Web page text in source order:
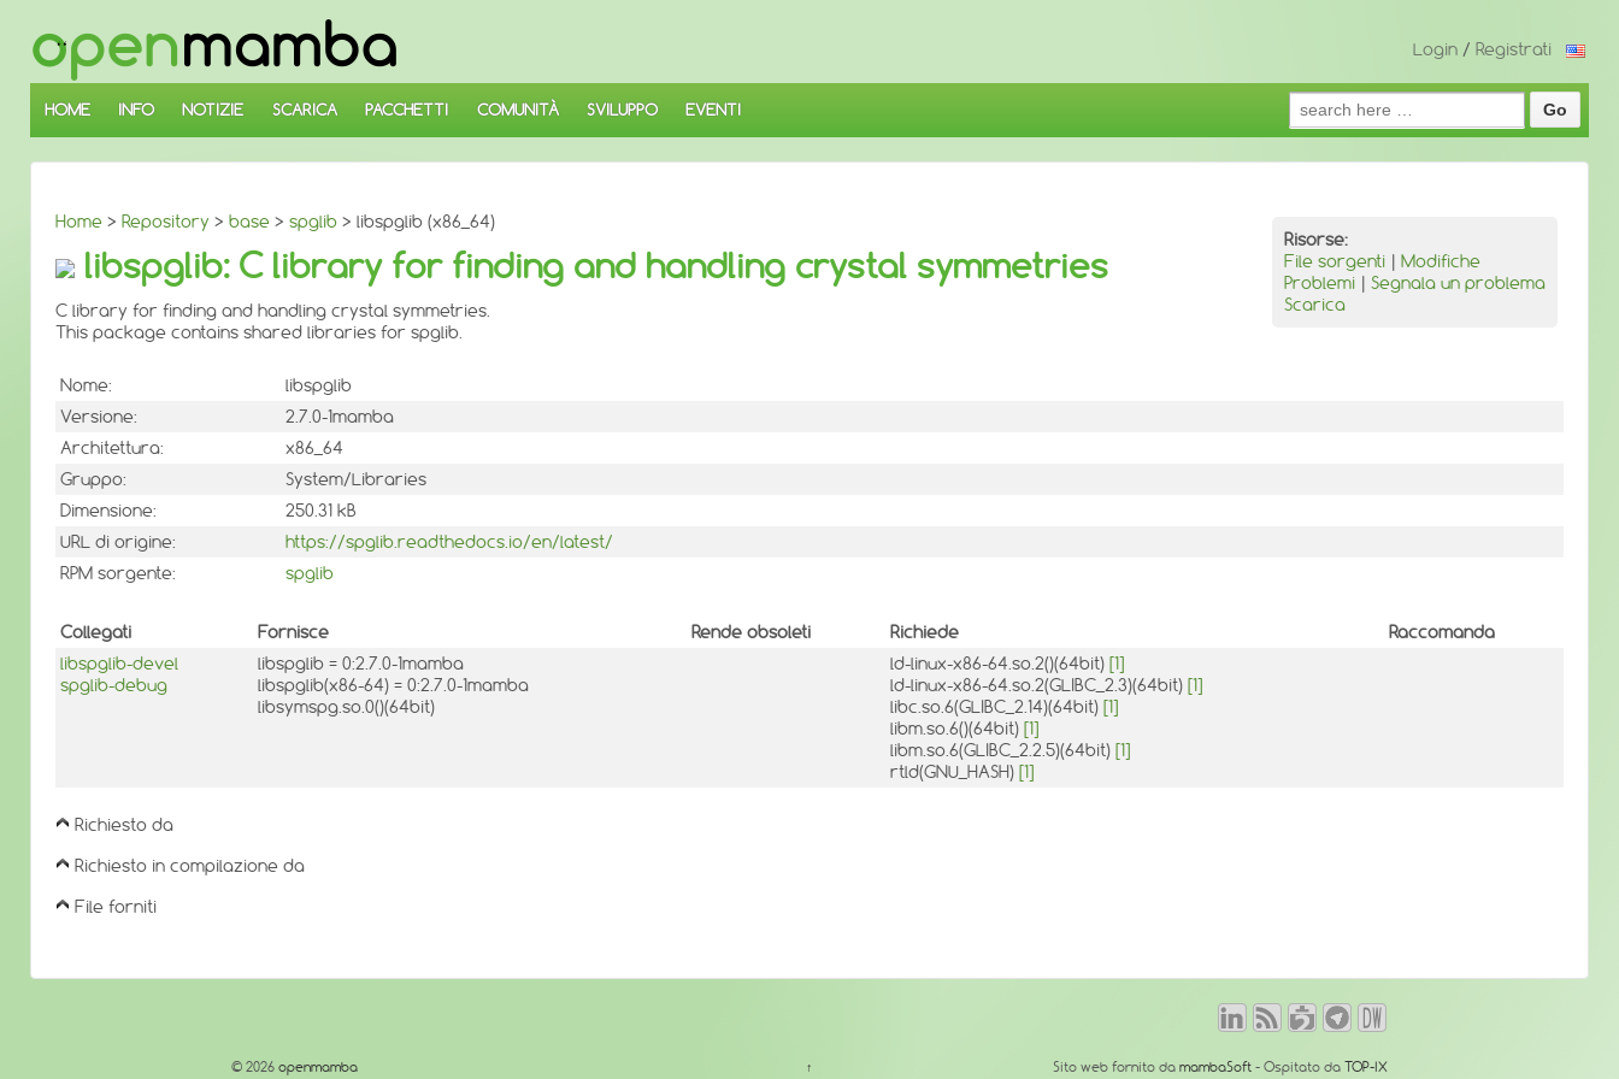
SALTA
AL
CONTENUTO
PRINCIPALE
Login / Registrati
HOME INFO NOTIZIE SCARICA PACCHETTI COMUNITÀ SVILUPPO EVENTI
Search
for:
Home > Repository > base > spglib > libspglib (x86_64)
Risorse:
File sorgenti | Modifiche
Problemi | Segnala un problema
Scarica
libspglib: C library for finding and handling crystal symmetries
C library for finding and handling crystal symmetries.
This package contains shared libraries for spglib.
Nome:
libspglib
Versione:
2.7.0-1mamba
Architettura:
x86_64
Gruppo:
System/Libraries
Dimensione:
250.31 kB
URL di origine:
https://spglib.readthedocs.io/en/latest/
RPM sorgente:
spglib
Collegati Fornisce Rende obsoleti Richiede
Raccomanda
libspglib-devel
spglib-debug
libspglib = 0:2.7.0-1mamba
libspglib(x86-64) = 0:2.7.0-1mamba
libsymspg.so.0()(64bit)
ld-linux-x86-64.so.2()(64bit) [1]
ld-linux-x86-64.so.2(GLIBC_2.3)(64bit) [1]
libc.so.6(GLIBC_2.14)(64bit) [1]
libm.so.6()(64bit) [1]
libm.so.6(GLIBC_2.2.5)(64bit) [1]
rtld(GNU_HASH) [1]
Richiesto da
Richiesto in compilazione da
File forniti
© 2026 openmamba ↑ Sito web fornito da mambaSoft- Ospitato da TOP-IX